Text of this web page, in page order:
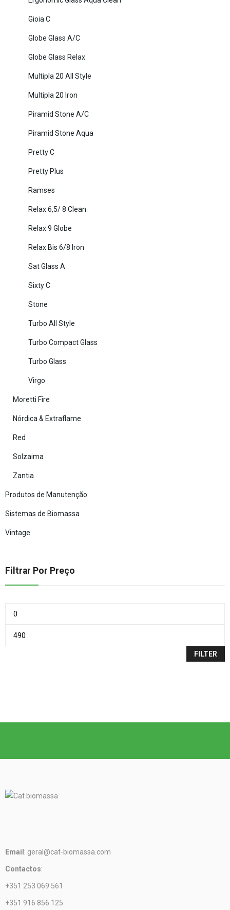
Gioia C
Globe Glass A/C
Globe Glass Relax
Multipla 20 All Style
Multipla 20 Iron
Piramid Stone A/C
Piramid Stone Aqua
Pretty C
Pretty Plus
Ramses
Relax 6,5/ 8 Clean
Relax 9 Globe
Relax Bis 6/8 Iron
Sat Glass A
Sixty C
Stone
Turbo All Style
Turbo Compact Glass
Turbo Glass
Virgo
Moretti Fire
Nórdica & Extraflame
Red
Solzaima
Zantia
Produtos de Manutenção
Sistemas de Biomassa
Vintage
Filtrar Por Preço
FILTER
Email : geral@cat-biomassa.com
Contactos:
+351 253 069 561
+351 916 856 125